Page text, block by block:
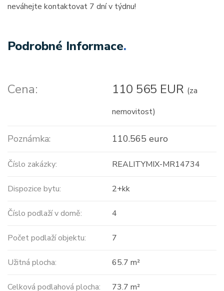
neváhejte kontaktovat 7 dní v týdnu!
Podrobné Informace.
Cena: 110 565 EUR (za
nemovitost)
Poznámka: 110.565 euro
Číslo zakázky: REALITYMIX-MR14734
Dispozice bytu: 2+kk
Číslo podlaží v domě: 4
Počet podlaží objektu: 7
Užitná plocha: 65.7 m²
Celková podlahová plocha: 73.7 m²